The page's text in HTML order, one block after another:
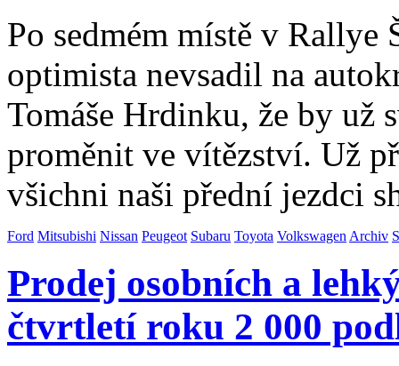
Po sedmém místě v Rallye
optimista nevsadil na
Tomáše Hrdinku, že by už
proměnit ve vítězství. Už
všichni naši přední jezdci
Ford Mitsubishi Nissan Peugeot Subaru Toyota Volkswagen Archiv
Prodej osobních a
čtvrtletí roku 2 000